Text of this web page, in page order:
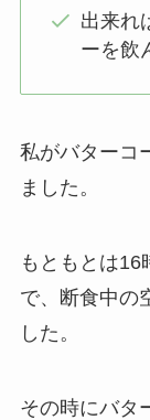
出来れ
ーを飲
私がバターコ
ました。
もともとは16
で、断食中の
した。
その時にバタ